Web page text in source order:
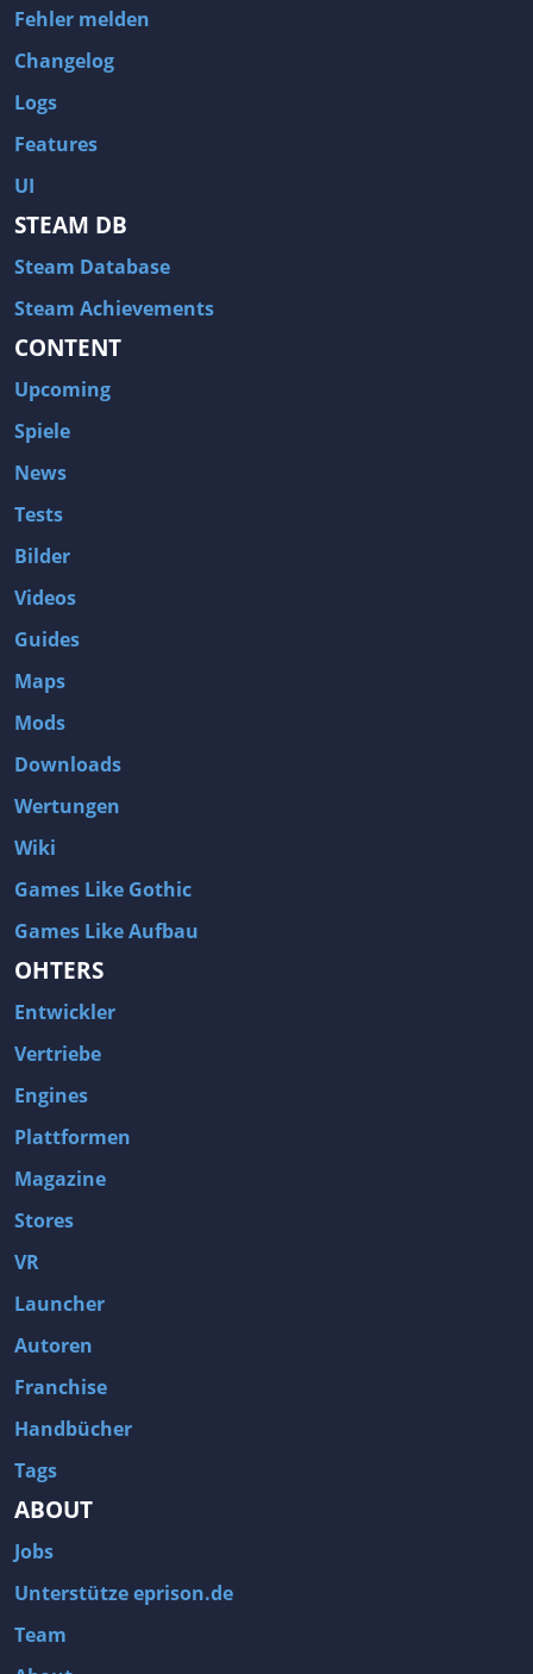
Fehler melden
Changelog
Logs
Features
UI
STEAM DB
Steam Database
Steam Achievements
CONTENT
Upcoming
Spiele
News
Tests
Bilder
Videos
Guides
Maps
Mods
Downloads
Wertungen
Wiki
Games Like Gothic
Games Like Aufbau
OHTERS
Entwickler
Vertriebe
Engines
Plattformen
Magazine
Stores
VR
Launcher
Autoren
Franchise
Handbücher
Tags
ABOUT
Jobs
Unterstütze eprison.de
Team